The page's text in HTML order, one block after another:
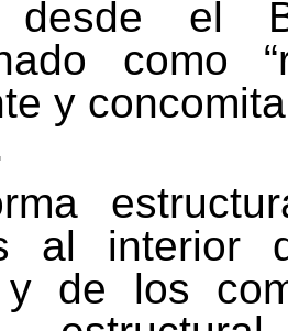
desde el
como
y
al interior
y de los